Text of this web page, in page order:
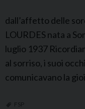
dall’affetto delle
LOURDES nata a
luglio 1937
al sorriso, i suoi
comunicavano la
FSP